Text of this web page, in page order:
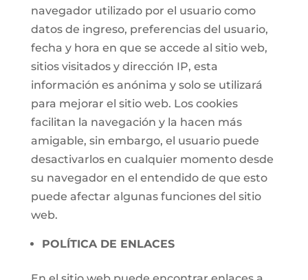
navegador utilizado por el usuario como
datos de ingreso, preferencias del usuario,
fecha y hora en que se accede al sitio web,
sitios visitados y dirección IP, esta
información es anónima y solo se utilizará
para mejorar el sitio web. Los cookies
facilitan la navegación y la hacen más
amigable, sin embargo, el usuario puede
desactivarlos en cualquier momento desde
su navegador en el entendido de que esto
puede afectar algunas funciones del sitio
web.
POLÍTICA DE ENLACES